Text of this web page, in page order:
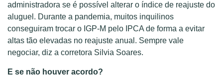
administradora se é possível alterar o índice de reajuste do
aluguel. Durante a pandemia, muitos inquilinos
conseguiram trocar o IGP-M pelo IPCA de forma a evitar
altas tão elevadas no reajuste anual. Sempre vale
negociar, diz a corretora Silvia Soares.
E se não houver acordo?